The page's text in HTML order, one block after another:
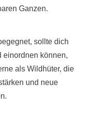
Ganzen.
sollte dich
einordnen können,
als Wildhüter, die
und neue